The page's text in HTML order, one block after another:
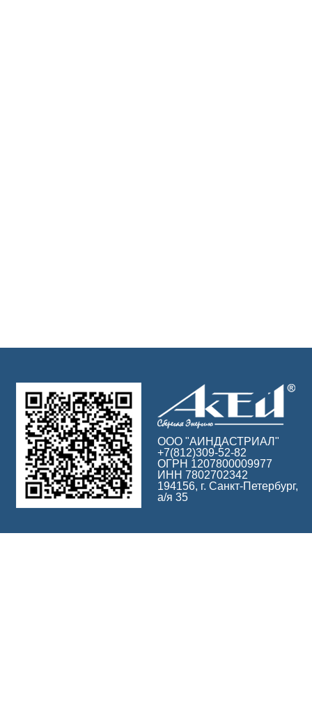
ООО "АИНДАСТРИАЛ"
+7(812)309-52-82
ОГРН 1207800009977
ИНН 7802702342
194156, г. Санкт-Петербург,
а/я 35